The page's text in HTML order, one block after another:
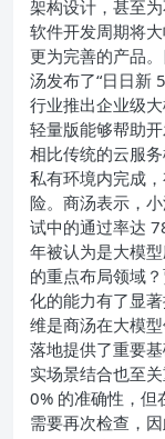
架构设计，甚至
软件开发周期将大
更为完善的产品
汤发布了“日日新
行业推出企业级
轻量版能够帮助
相比传统的云服
私有环境内完成
险。商汤表示，
试中的通过率达
年被认为是大模
的重点布局领域
化的能力有了显
维是商汤在大模
落地提供了重要基
实场景结合也至
0% 的准确性，但
需要再次检查，